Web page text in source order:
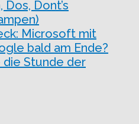
Dont’s
Microsoft mit
bald am Ende?
die Stunde der